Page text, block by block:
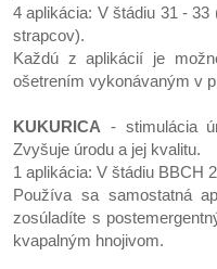
4 aplikácia: V štádiu 31 -
strapcov).
Každú z aplikácií je
ošetrením vykonávaným v
KUKURICA - stimulácia
Zvyšuje úrodu a jej kvalitu.
1 aplikácia: V štádiu BBCH
Používa sa samostatná
zosúladíte s
kvapalným hnojivom.